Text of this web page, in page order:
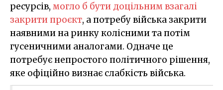
ресурсів, могло б бути доцільним взагалі
закрити проєкт, а потребу війська закрити
наявними на ринку колісними та потім
гусеничними аналогами. Одначе це
потребує непростого політичного рішення,
яке офіційно визнає слабкість війська.